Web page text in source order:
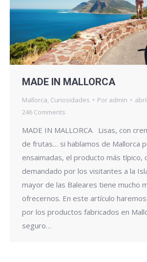
MADE IN MALLORCA
Mallorca Curiosidades Por admin
246 Comments
MADE IN MALLORCA Lisas, con
de frutas… si hablamos de Mallorca
ensaimadas, el producto más típico,
demandado por los visitantes a la
mayor de las Baleares tiene mucho
ofrecernos. En este artículo
por los productos fabricados en
seguro…